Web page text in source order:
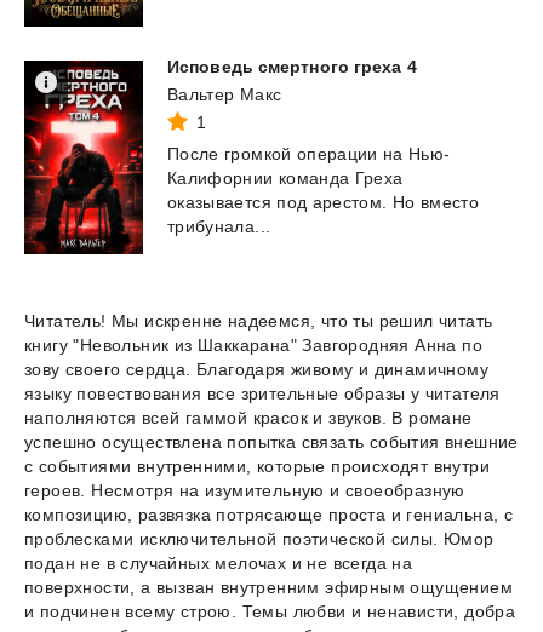
Исповедь смертного греха 4
Вальтер Макс
1
После громкой операции на Нью-
Калифорнии команда Греха
оказывается под арестом. Но вместо
трибунала...
Читатель! Мы искренне надеемся, что ты решил читать
книгу "Невольник из Шаккарана" Завгородняя Анна по
зову своего сердца. Благодаря живому и динамичному
языку повествования все зрительные образы у читателя
наполняются всей гаммой красок и звуков. В романе
успешно осуществлена попытка связать события внешние
с событиями внутренними, которые происходят внутри
героев. Несмотря на изумительную и своеобразную
композицию, развязка потрясающе проста и гениальна, с
проблесками исключительной поэтической силы. Юмор
подан не в случайных мелочах и не всегда на
поверхности, а вызван внутренним эфирным ощущением
и подчинен всему строю. Темы любви и ненависти, добра